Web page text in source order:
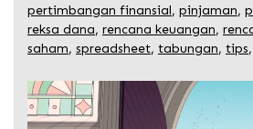
pertimbangan finansial, pinjaman,
reksa dana, rencana keuangan,
saham, spreadsheet, tabungan, tips,